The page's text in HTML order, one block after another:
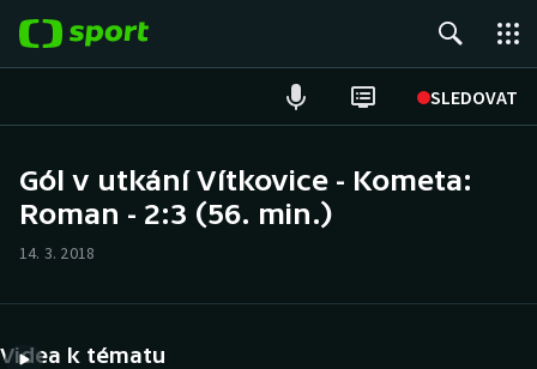
SLEDOVAT
Hokej
Gól v utkání Vítkovice - Kometa:
Roman - 2:3 (56. min.)
14. 3. 2018
Videa k tématu